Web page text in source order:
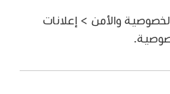
والأمن > إعلانات